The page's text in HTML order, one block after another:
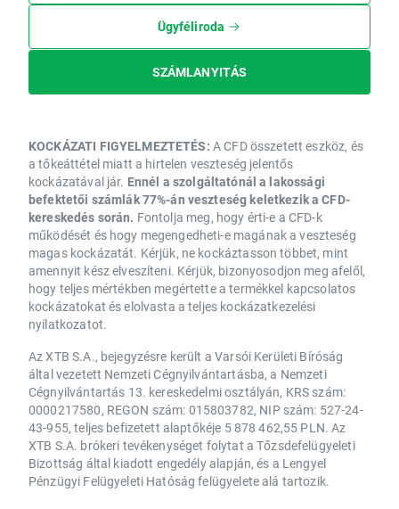
Ügyféliroda
SZÁMLANYITÁS
KOCKÁZATI FIGYELMEZTETÉS: A CFD összetett eszköz, és
a tőkeáttétel miatt a hirtelen veszteség jelentős
kockázatával jár. Ennél a szolgáltatónál a lakossági
befektetői számlák 77%-án veszteség keletkezik a CFD-
kereskedés során. Fontolja meg, hogy érti-e a CFD-k
működését és hogy megengedheti-e magának a veszteség
magas kockázatát. Kérjük, ne kockáztasson többet, mint
amennyit kész elveszíteni. Kérjük, bizonyosodjon meg afelől,
hogy teljes mértékben megértette a termékkel kapcsolatos
kockázatokat és elolvasta a teljes kockázatkezelési
nyilatkozatot.
Az XTB S.A., bejegyzésre került a Varsói Kerületi Bíróság
által vezetett Nemzeti Cégnyilvántartásba, a Nemzeti
Cégnyilvántartás 13. kereskedelmi osztályán, KRS szám:
0000217580, REGON szám: 015803782, NIP szám: 527-24-
43-955, teljes befizetett alaptőkéje 5 878 462,55 PLN. Az
XTB S.A. brókeri tevékenységet folytat a Tőzsdefelügyeleti
Bizottság által kiadott engedély alapján, és a Lengyel
Pénzügyi Felügyeleti Hatóság felügyelete alá tartozik.